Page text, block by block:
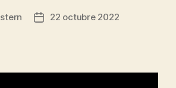
Fecha22 octubre 2022